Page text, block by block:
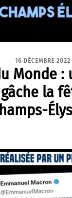
16 DÉCEMBRE 2022
Monde :
la